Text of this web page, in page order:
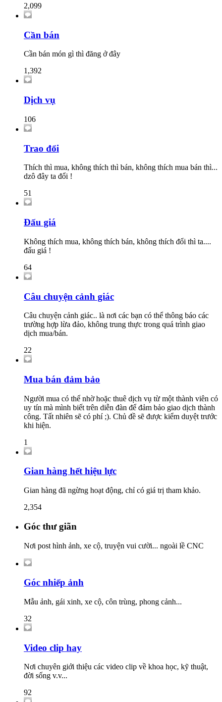
2,099
Cần bán
Cần bán món gì thì đăng ở đây
1,392
Dịch vụ
106
Trao đổi
Thích thì mua, không thích thì bán, không thích mua bán thì...
dzô đây ta đổi !
51
Đấu giá
Không thích mua, không thích bán, không thích đổi thì ta....
đấu giá !
64
Câu chuyện cảnh giác
Câu chuyện cảnh giác.. là nơi các bạn có thể thông báo các
trường hợp lừa đảo, không trung thực trong quá trình giao
dịch mua/bán.
22
Mua bán đảm bảo
Người mua có thể nhờ hoặc thuê dịch vụ từ một thành viên có
uy tín mà mình biết trên diễn đàn để đảm bảo giao dịch thành
công. Tất nhiên sẽ có phí ;). Chủ đề sẽ được kiểm duyệt trước
khi hiện.
1
Gian hàng hết hiệu lực
Gian hàng đã ngừng hoạt động, chỉ có giá trị tham khảo.
2,354
Góc thư giãn
Nơi post hình ảnh, xe cộ, truyện vui cười... ngoài lề CNC
Góc nhiếp ảnh
Mẫu ảnh, gái xinh, xe cộ, côn trùng, phong cảnh...
32
Video clip hay
Nơi chuyên giới thiệu các video clip về khoa học, kỹ thuật,
đời sống v.v...
92